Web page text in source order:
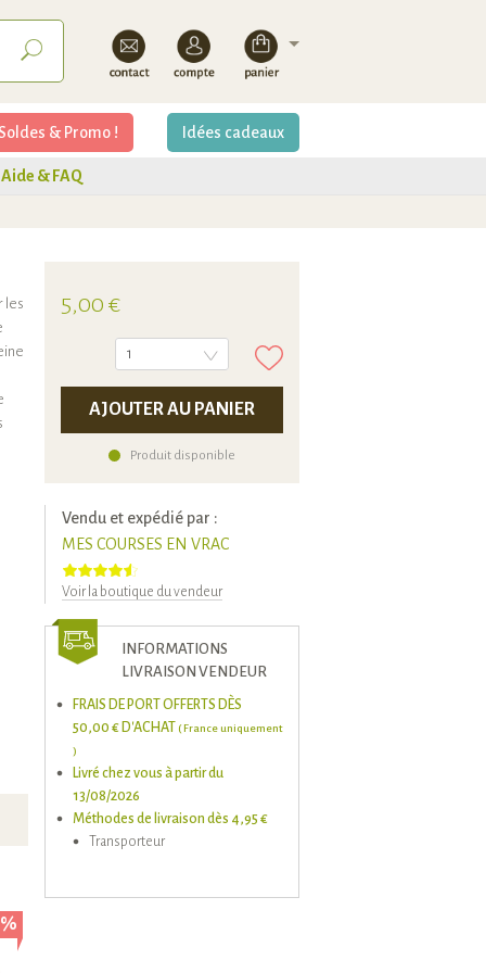
Idées cadeaux
& Promo !
Aide & FAQ
les
5,00 €
1
AJOUTER AU PANIER
Produit disponible
Vendu et expédié par :
MES COURSES EN VRAC
Voir la boutique du vendeur
INFORMATIONS
LIVRAISON VENDEUR
FRAIS DE PORT OFFERTS DÈS
50,00 € D'ACHAT
( France uniquement
)
Livré chez vous à partir du
13/08/2026
Méthodes de livraison dès 4,95 €
Transporteur